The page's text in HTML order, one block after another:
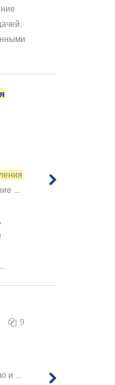
...
9
и ...